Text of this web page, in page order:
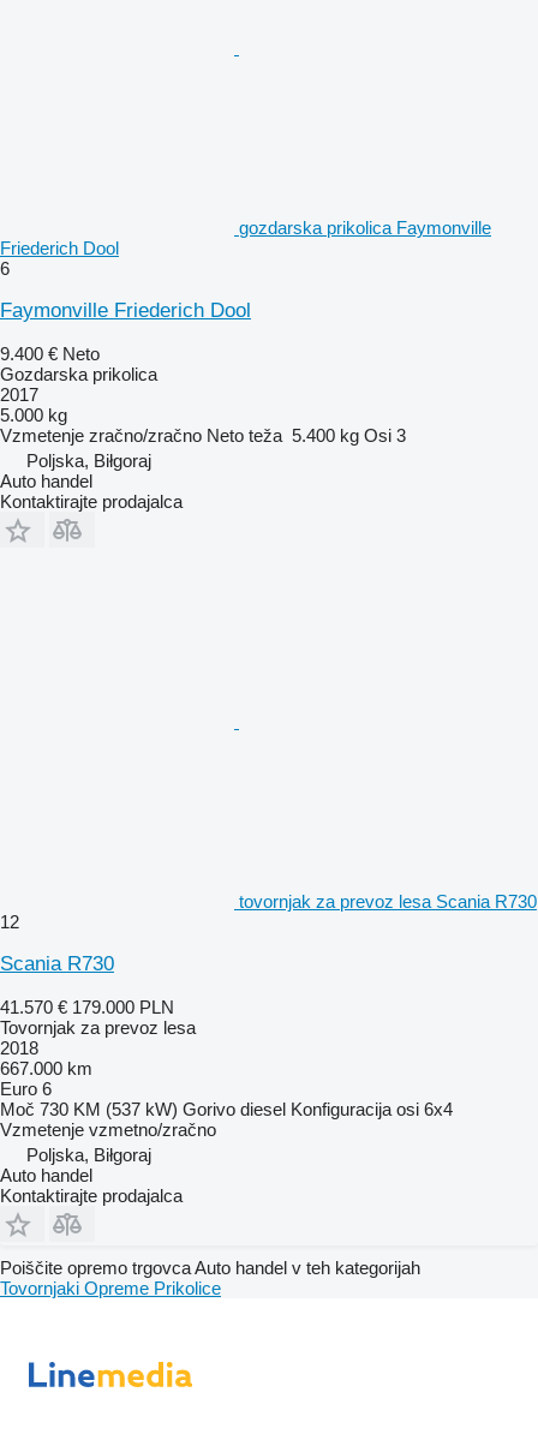
gozdarska prikolica Faymonville
Friederich Dool
6
Faymonville Friederich Dool
9.400 € Neto
Gozdarska prikolica
2017
5.000 kg
Vzmetenje zračno/zračno Neto teža 5.400 kg Osi 3
Poljska, Biłgoraj
Auto handel
Kontaktirajte prodajalca
tovornjak za prevoz lesa Scania R730
12
Scania R730
41.570 € 179.000 PLN
Tovornjak za prevoz lesa
2018
667.000 km
Euro 6
Moč 730 KM (537 kW) Gorivo diesel Konfiguracija osi 6x4
Vzmetenje vzmetno/zračno
Poljska, Biłgoraj
Auto handel
Kontaktirajte prodajalca
Poiščite opremo trgovca Auto handel v teh kategorijah
Tovornjaki Opreme Prikolice